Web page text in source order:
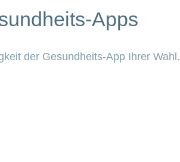
Apps
der Gesundheits-App Ihrer Wahl.